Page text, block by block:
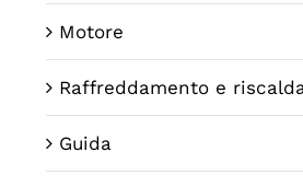
Motore
Raffreddamento e
Guida